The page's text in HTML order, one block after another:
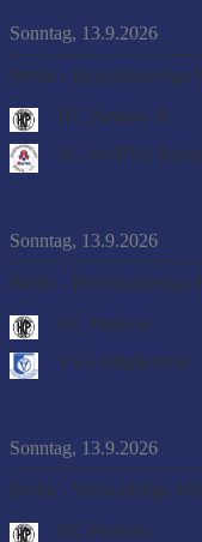
Sonntag, 13.9.2026
Berlin - Bezirksoberliga
HC Pankow II
SG NARVA
Sonntag, 13.9.2026
Berlin - Bezirksoberliga
HC Pankow
VSG Altglienicke
Sonntag, 13.9.2026
Berlin - Verbandsliga
HC Pankow